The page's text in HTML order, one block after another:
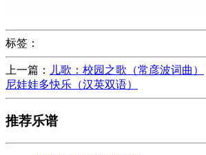
标签：
上一篇： 儿歌：校园之歌（常彦波词曲）
尼娃娃多快乐（汉英双语）
推荐乐谱